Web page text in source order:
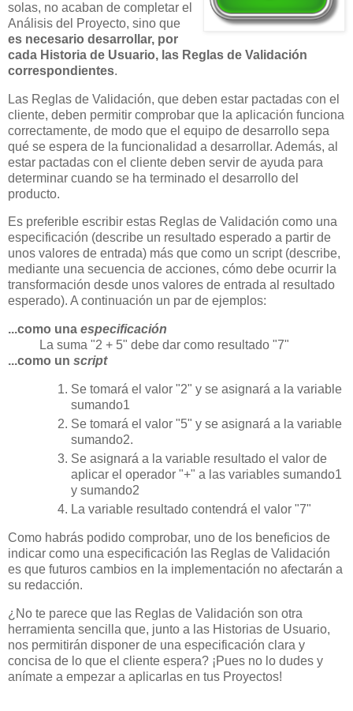
solas, no acaban de completar el
Análisis del Proyecto, sino que
es necesario desarrollar, por
cada Historia de Usuario, las Reglas de Validación
correspondientes.
Las Reglas de Validación, que deben estar pactadas con el
cliente, deben permitir comprobar que la aplicación funciona
correctamente, de modo que el equipo de desarrollo sepa
qué se espera de la funcionalidad a desarrollar. Además, al
estar pactadas con el cliente deben servir de ayuda para
determinar cuando se ha terminado el desarrollo del
producto.
Es preferible escribir estas Reglas de Validación como una
especificación (describe un resultado esperado a partir de
unos valores de entrada) más que como un script (describe,
mediante una secuencia de acciones, cómo debe ocurrir la
transformación desde unos valores de entrada al resultado
esperado). A continuación un par de ejemplos:
...como una especificación
La suma "2 + 5" debe dar como resultado "7"
...como un script
Se tomará el valor "2" y se asignará a la variable
sumando1
Se tomará el valor "5" y se asignará a la variable
sumando2.
Se asignará a la variable resultado el valor de
aplicar el operador "+" a las variables sumando1
y sumando2
La variable resultado contendrá el valor "7"
Como habrás podido comprobar, uno de los beneficios de
indicar como una especificación las Reglas de Validación
es que futuros cambios en la implementación no afectarán a
su redacción.
¿No te parece que las Reglas de Validación son otra
herramienta sencilla que, junto a las Historias de Usuario,
nos permitirán disponer de una especificación clara y
concisa de lo que el cliente espera? ¡Pues no lo dudes y
anímate a empezar a aplicarlas en tus Proyectos!